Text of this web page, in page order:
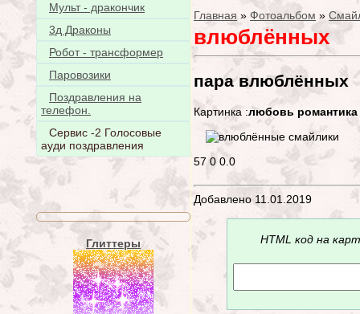
Мульт - дракончик
3д Драконы
Робот - трансформер
Паровозики
Поздравления на
телефон.
Сервис -2 Голосовые
ауди поздравления
Глиттеры
Главная » Фотоальбом »
влюблённых
пара влюблённых
Картинка :любовь романтика
57 0 0.0
Добавлено 11.01.2019
HTML код на